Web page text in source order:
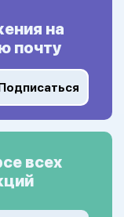
на
почту
всех